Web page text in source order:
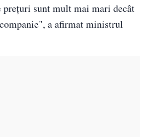
preţuri sunt mult mai mari decât
a afirmat ministrul